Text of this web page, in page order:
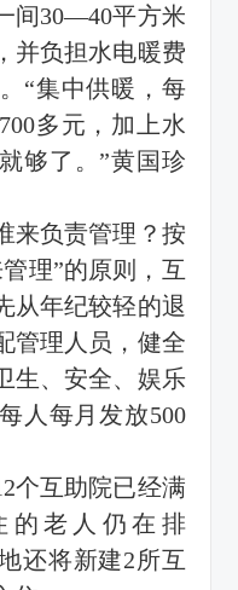
间30—40平方米
并负担水电暖费
“集中供暖，每
多元，加上水
够了。”黄国珍
负责管理？按
理”的原则，互
从年纪较轻的退
管理人员，健全
生、安全、娱乐
人每月发放500
互助院已经满
的老人仍在排
还将新建2所互